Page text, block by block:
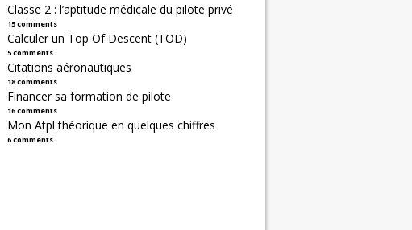
Classe 2 : l’aptitude médicale du pilote privé
15 comments
Calculer un Top Of Descent (TOD)
5 comments
Citations aéronautiques
18 comments
Financer sa formation de pilote
16 comments
Mon Atpl théorique en quelques chiffres
6 comments